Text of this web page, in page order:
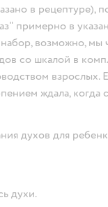
в рецептуре),
примерно в
возможно, мы
со шкалой в
взрослых.
ждала, когда
духов для
духи.